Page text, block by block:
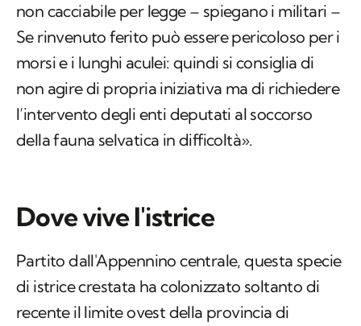
non cacciabile per legge – spiegano i militari –
Se rinvenuto ferito può essere pericoloso per i
morsi e i lunghi aculei: quindi si consiglia di
non agire di propria iniziativa ma di richiedere
l’intervento degli enti deputati al soccorso
della fauna selvatica in difficoltà».
Dove vive l'istrice
Partito dall'Appennino centrale, questa specie
di istrice crestata ha colonizzato soltanto di
recente il limite ovest della provincia di